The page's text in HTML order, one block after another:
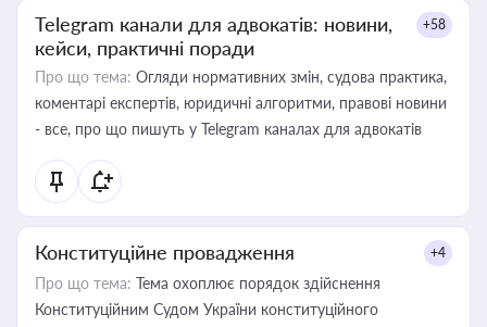
Telegram канали для адвокатів: новини,
кейси, практичні поради
+58
Про що тема: Огляди нормативних змін, судова практика,
коментарі експертів, юридичні алгоритми, правові новини
- все, про що пишуть у Telegram каналах для адвокатів
Конституційне провадження +4
Про що тема: Тема охоплює порядок здійснення
Конституційним Судом України конституційного